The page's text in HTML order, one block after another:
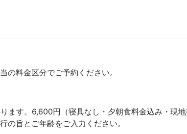
の料金区分でご予約ください。
ます。6,600円（寝具なし・夕朝食料金込み・現
の旨とご年齢をご入力ください。